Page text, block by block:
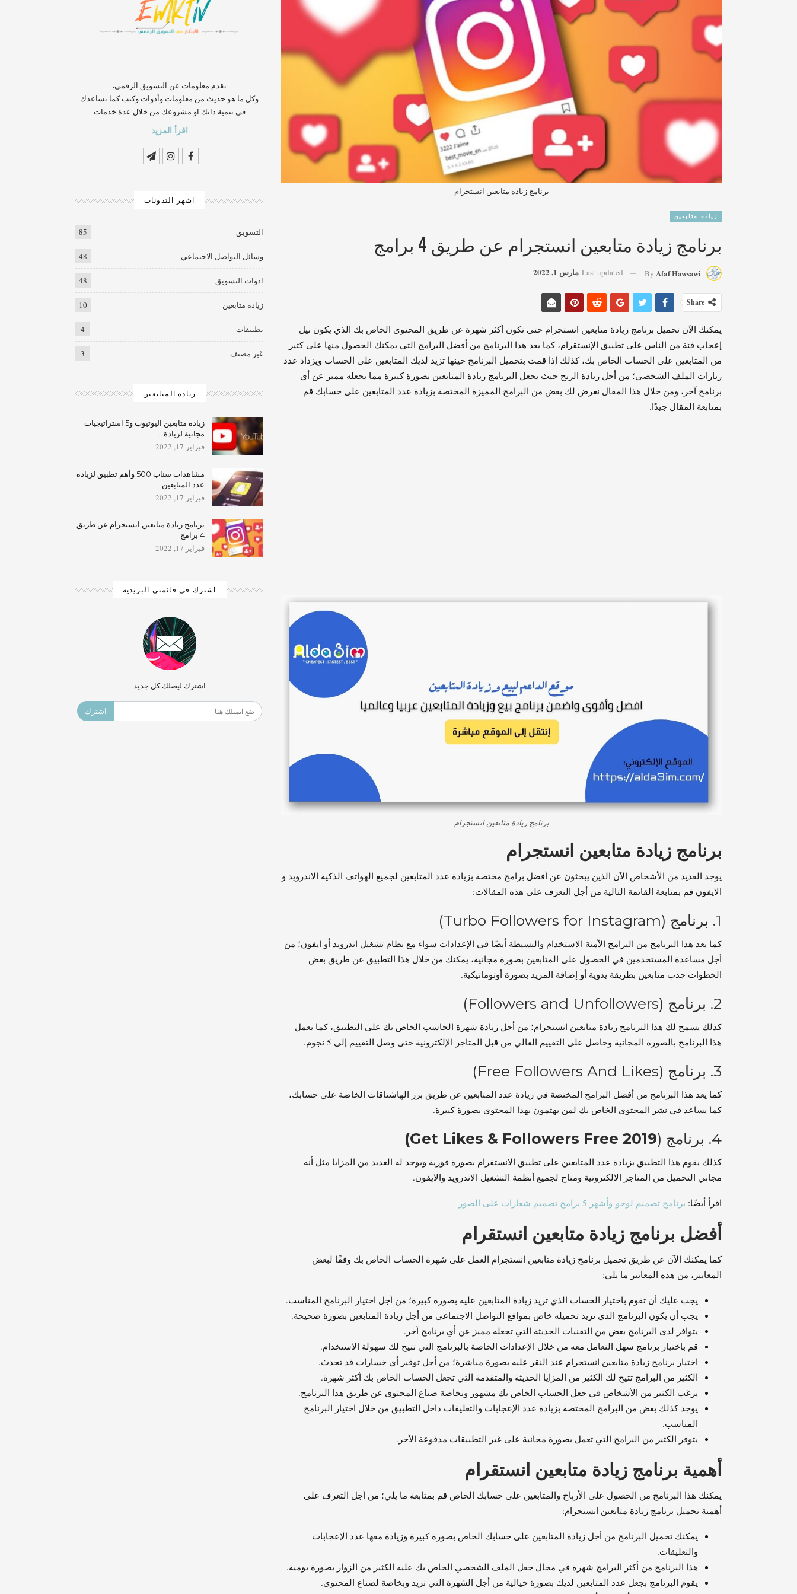
برنامج زيادة متابعين انستجرام
زياده متابعين
برنامج زيادة متابعين انستجرام عن طريق 4 برامج
By Afaf Hawsawi
Last updated مارس 1, 2022
Share
يمكنك الآن تحميل برنامج زيادة متابعين انستجرام حتى تكون أكثر شهرة عن طريق المحتوى الخاص بك الذي يكون نيل
إعجاب فئة من الناس على تطبيق الإنستقرام، كما يعد هذا البرنامج من أفضل البرامج التي يمكنك الحصول منها على كثير
من المتابعين على الحساب الخاص بك،كذلك إذا قمت بتحميل البرنامج حينها تزيد لديك المتابعين على الحساب ويزداد عدد
زيارات الملف الشخصي؛ من أجل زيادة الربح حيث يجعل البرنامج زيادة المتابعين بصورة كبيرة مما يجعله مميز عن أي
برنامج آخر، ومن خلال هذا المقال نعرض لك بعض من البرامج المميزة المختصة بزيادة عدد المتابعين على حسابك قم
بمتابعة المقال جيدًا.
برنامج زيادة متابعين انستجرام
برنامج زيادة متابعين انستجرام
يوجد العديد من الأشخاص الآن الذين يبحثون عن أفضل برامج مختصة بزيادة عدد المتابعين لجميع الهواتف الذكية الاندرويد و
الايفون قم بمتابعة القائمة التالية من أجل التعرف على هذه المقالات:
1. برنامج (Turbo Followers for Instagram)
كما يعد هذا البرنامج من البرامج الآمنة الاستخدام والبسيطة أيضًا في الإعدادات سواء مع نظام تشغيل اندرويد أو ايفون؛ من
أجل مساعدة المستخدمين في الحصول على المتابعين بصورة مجانية، يمكنك من خلال هذا التطبيق عن طريق بعض
الخطوات جذب متابعين بطريقة يدوية أو إضافة المزيد بصورة أوتوماتيكية.
2. برنامج (Followers and Unfollowers)
كذلك يسمح لك هذا البرنامج زيادة متابعين انستجرام؛ من أجل زيادة شهرة الحاسب الخاص بك على التطبيق، كما يعمل
هذا البرنامج بالصورة المجانية وحاصل على التقييم العالي من قبل المتاجر الإلكترونية حتى وصل التقييم إلى 5 نجوم.
3. برنامج (Free Followers And Likes)
كما يعد هذا البرنامج من أفضل البرامج المختصة في زيادة عدد المتابعين عن طريق برز الهاشتاقات الخاصة على حسابك،
كما يساعد في نشر المحتوى الخاص بك لمن يهتمون بهذا المحتوى بصورة كبيرة.
4. برنامج ( Get Likes & Followers Free 2019)
كذلك يقوم هذا التطبيق بزيادة عدد المتابعين على تطبيق الانستقرام بصورة فورية ويوجد له العديد من المزايا مثل أنه
مجاني التحميل من المتاجر الإلكترونية ومتاح لجميع أنظمة التشغيل الاندرويد والايفون.
اقرأ أيضًا: برنامج تصميم لوجو وأشهر 5 برامج تصميم شعارات على الصور
أفضل برنامج زيادة متابعين انستقرام
كما يمكنك الآن عن طريق تحميل برنامج زيادة متابعين انستجرام العمل على شهرة الحساب الخاص بك وفقًا لبعض
المعايير، من هذه المعايير ما يلي:
يجب عليك أن تقوم باختيار الحساب الذي تريد زيادة المتابعين عليه بصورة كبيرة؛ من أجل اختيار البرنامج المناسب.
يجب أن يكون البرنامج الذي تريد تحميله خاص بمواقع التواصل الاجتماعي من أجل زيادة المتابعين بصورة صحيحة.
يتوافر لدى البرنامج بعض من التقنيات الحديثة التي تجعله مميز عن أي برنامج آخر.
قم باختيار برنامج سهل التعامل معه من خلال الإعدادات الخاصة بالبرنامج التي تتيح لك سهولة الاستخدام.
اختيار برنامج زيادة متابعين انستجرام عند النقر عليه بصورة مباشرة؛ من أجل توفير أي خسارات قد تحدث.
الكثير من البرامج تتيح لك الكثير من المزايا الحديثة والمتقدمة التي تجعل الحساب الخاص بك أكثر شهرة.
يرغب الكثير من الأشخاص في جعل الحساب الخاص بك مشهور وبخاصة صناع المحتوى عن طريق هذا البرنامج.
يوجد كذلك بعض من البرامج المختصة بزيادة عدد الإعجابات والتعليقات داخل التطبيق من خلال اختيار البرنامج
المناسب.
يتوفر الكثير من البرامج التي تعمل بصورة مجانية على غير التطبيقات مدفوعة الأجر.
أهمية برنامج زيادة متابعين انستقرام
يمكنك هذا البرنامج من الحصول على الأرباح والمتابعين على حسابك الخاص قم بمتابعة ما يلي؛ من أجل التعرف على
أهمية تحميل برنامج زيادة متابعين انستجرام:
يمكنك تحميل البرنامج من أجل زيادة المتابعين على حسابك الخاص بصورة كبيرة وزيادة معها عدد الإعجابات
والتعليقات.
هذا البرنامج من أكثر البرامج شهرة في مجال جعل الملف الشخصي الخاص بك عليه الكثير من الزوار بصورة يومية.
يقوم البرنامج بجعل عدد المتابعين لديك بصورة خيالية من أجل الشهرة التي تريد وبخاصة لصناع المحتوى.
‏‏‏‏‏‏‏‏‏‏‏‏‏‏‏‏‏‏‏‏‏‏‏‏‏‏‏‏‏‏‏نقدم معلومات عن التسويق الرقمي،
وكل ما هو حديث من معلومات وأدوات وكتب كما نساعدك
في تنمية ذاتك او مشروعك من خلال عدة خدمات
اقرأ المزيد
اشهر التدونات
التسويق 85
وسائل التواصل الاجتماعي 48
ادوات التسويق 48
زياده متابعين 10
تطبيقات 4
غير مصنف 3
زيادة المتابعين
زيادة متابعين اليوتيوب و5 استراتيجيات
مجانية لزيادة…
فبراير 17, 2022
مشاهدات سناب 500 وأهم تطبيق لزيادة
عدد المتابعين
فبراير 17, 2022
برنامج زيادة متابعين انستجرام عن طريق
4 برامج
فبراير 17, 2022
اشترك في قائمتي البريدية
اشترك ليصلك كل جديد
اشترك